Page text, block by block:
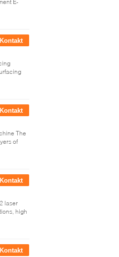
E-
Kontakt
Kontakt
The
of
Kontakt
laser
high
Kontakt